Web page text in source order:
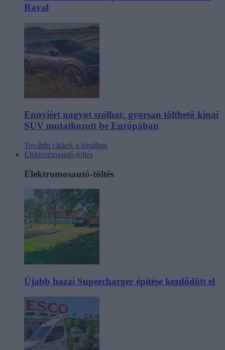
Raval
Ennyiért nagyot szólhat: gyorsan tölthető kínai
SUV mutatkozott be Európában
További cikkek a témában
Elektromosautó-töltés
Elektromosautó-töltés
Újabb hazai Supercharger építése kezdődött el